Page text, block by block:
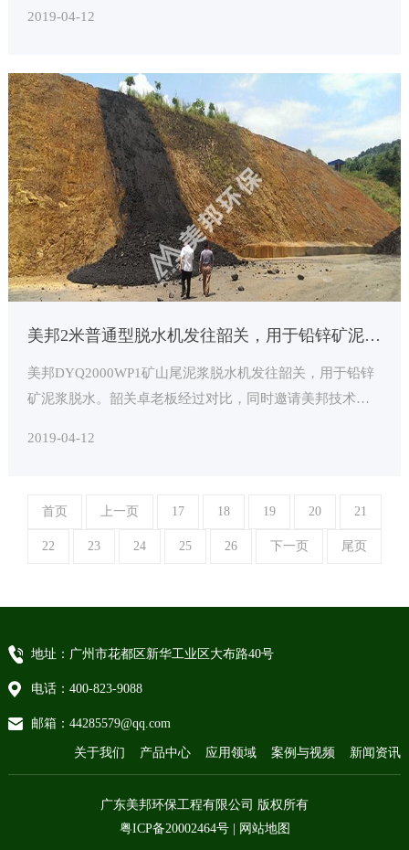
2019-04-12
美邦2米普通型脱水机发往韶关，用于铅锌矿泥浆脱水
美邦DYQ2000WP1矿山尾泥浆脱水机发往韶关，用于铅锌
矿泥浆脱水。韶关卓老板经过对比，同时邀请美邦技术人
2019-04-12
首页 上一页 17 18 19 20 21
22 23 24 25 26 下一页 尾页
地址：广州市花都区新华工业区大布路40号
电话：400-823-9088
邮箱：44285579@qq.com
关于我们 产品中心 应用领域 案例与视频 新闻资讯
广东美邦环保工程有限公司 版权所有
粤ICP备20002464号| 网站地图